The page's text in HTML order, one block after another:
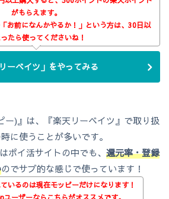
がもらえます。
お前になんかやるか！」という方は、30日以
たら使ってくださいね！
ーベイツ」をやってみる
ー)』は、『楽天リーベイツ』で取り扱
に使うことが多いです。
ポイ活サイトの中でも、 還元率・登録
のでサブ的な感じで使っています！
いるのは現在モッピーだけになります！
ーザーならこちらがオススメです。